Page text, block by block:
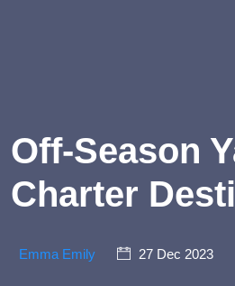
Off-Season
Charter
Emma Emily 27 Dec 2023